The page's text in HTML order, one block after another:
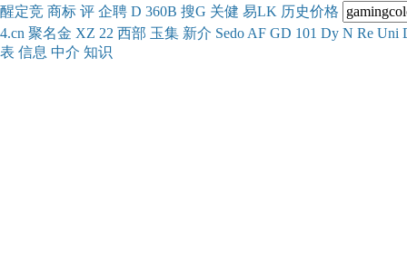
醒定竞 商标 评 企聘 D 360B 搜G 关健 易LK 历史价格
4.cn 聚名金 XZ 22 西部 玉集 新介 Sedo AF GD 101 Dy N Re Uni
表 信息 中介 知识